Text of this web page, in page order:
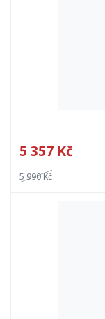
5 357 Kč
5 990 Kč